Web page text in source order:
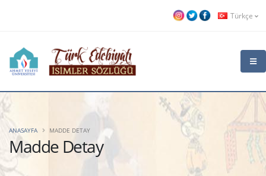
Türkçe
Madde Detay
ANASAYFA MADDE DETAY